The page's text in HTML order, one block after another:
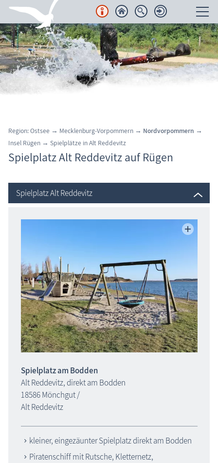
Unterkünfte
Regionales
Urlaubsorte
Freizeit
Wissenswertes
Veranstaltungen
Kinderspielplätze
Region: Ostsee → Mecklenburg-Vorpommern → Nordvorpommern →
Insel Rügen → Spielplätze inAlt Reddevitz
Spielplatz Alt Reddevitz auf Rügen
Spielplatz Alt Reddevitz
Spielplatz am Bodden
Alt Reddevitz, direkt am Bodden
18586 Mönchgut /
Alt Reddevitz
kleiner, eingezäunter Spielplatz direkt am Bodden
Piratenschiff mit Rutsche, Kletternetz,